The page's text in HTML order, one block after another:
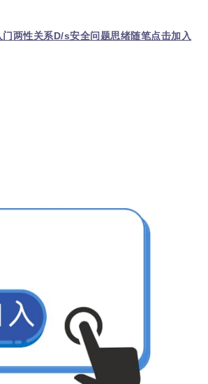
门两性关系D/s安全问题思绪随笔点击加入